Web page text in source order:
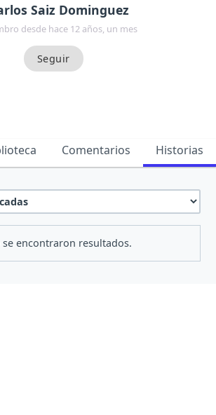
Saiz Dominguez
desde hace 12 años, un mes
Comentarios Historias
se encontraron resultados.